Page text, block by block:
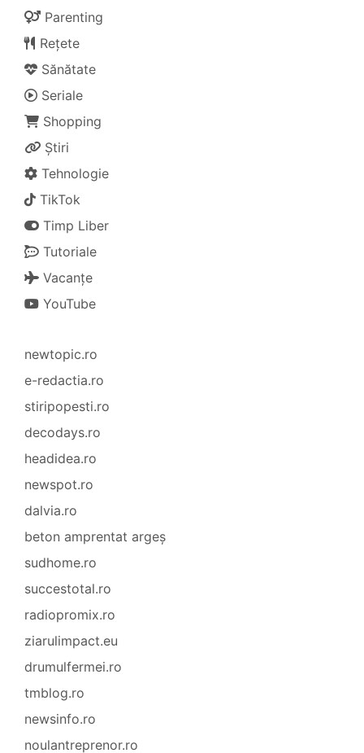
Parenting
Rețete
Sănătate
Seriale
Shopping
Știri
Tehnologie
TikTok
Timp Liber
Tutoriale
Vacanțe
YouTube
newtopic.ro
e-redactia.ro
stiripopesti.ro
decodays.ro
headidea.ro
newspot.ro
dalvia.ro
beton amprentat argeș
sudhome.ro
succestotal.ro
radiopromix.ro
ziarulimpact.eu
drumulfermei.ro
tmblog.ro
newsinfo.ro
noulantreprenor.ro